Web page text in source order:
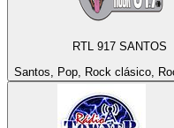
RTL 917 SANTOS
Santos, Pop, Rock clásico,